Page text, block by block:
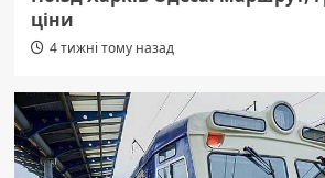
ціни
4 тижні тому назад